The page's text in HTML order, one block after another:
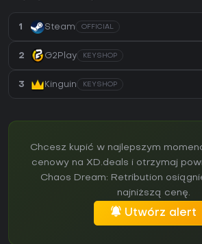
1 Steam OFFICIAL
2 G2Play KEYSHOP
3 Kinguin KEYSHOP
Chcesz kupić w najlepszym
cenowy na XD.deals i otrzymaj
Chaos Dream: Retribution
najniższą cenę.
Utwórz alert